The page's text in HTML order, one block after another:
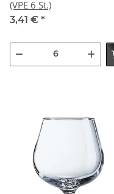
(VPE 6 St.)
3,41 € *